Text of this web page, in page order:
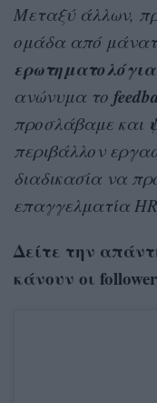
Μεταξύ άλλων,
ομάδα από
ερωτηματολόγια
ανώνυμα το
προσλάβαμε και
περιβάλλον
διαδικασία να
επαγγελματία HR
Δείτε την
κάνουν οι